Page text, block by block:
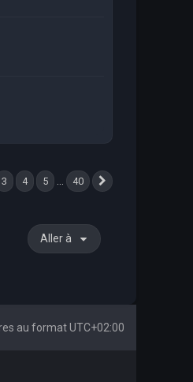
403 4 5 … 40
Aller à
au formatUTC+02:00